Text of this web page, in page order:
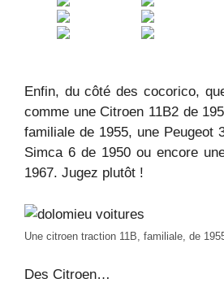
Enfin, du côté des cocorico,
comme une Citroen 11B2 de
familiale de 1955, une Peugeot
Simca 6 de 1950 ou encore
1967. Jugez plutôt !
Une citroen traction 11B, familiale, de
Des Citroen…